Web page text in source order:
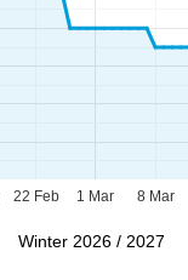
1 Mar
22 Feb 8 Mar
Winter 2026 / 2027